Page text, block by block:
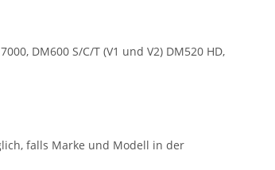
DM600 S/C/T (V1 und V2) DM520 HD,
falls Marke und Modell in der